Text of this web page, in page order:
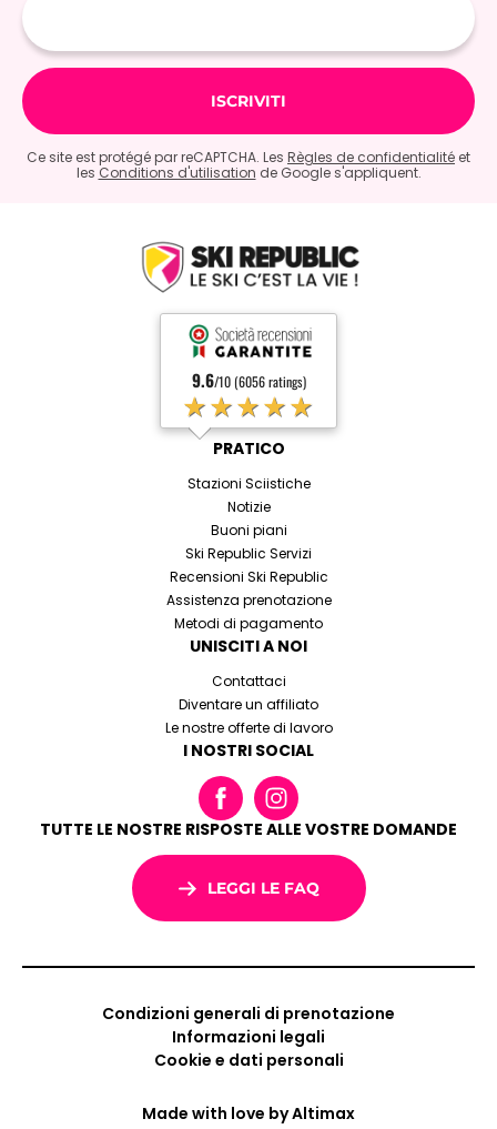
Ce site est protégé par reCAPTCHA. Les Règles de confidentialité et
les Conditions d'utilisation de Google s'appliquent.
9.6/10 (6056 ratings)
★★★★★
PRATICO
Stazioni Sciistiche
Notizie
Buoni piani
Ski Republic Servizi
Recensioni Ski Republic
Assistenza prenotazione
Metodi di pagamento
UNISCITI A NOI
Contattaci
Diventare un affiliato
Le nostre offerte di lavoro
I NOSTRI SOCIAL
TUTTE LE NOSTRE RISPOSTE ALLE VOSTRE DOMANDE
LEGGI LE FAQ
Condizioni generali di prenotazione
Informazioni legali
Cookie e dati personali
Made with love byAltimax